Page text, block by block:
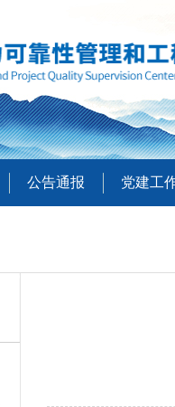
公告通报 党建工